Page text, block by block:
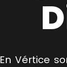
En Vértice